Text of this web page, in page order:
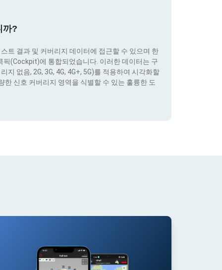
까?
트 결과 및 커버리지 데이터에 접근할 수 있으며 한
(Cockpit)에 통합되었습니다. 이러한 데이터는 구
없음, 2G, 3G, 4G, 4G+, 5G)를 적용하여 시각화할
신호 커버리지 영역을 식별할 수 있는 훌륭한 도